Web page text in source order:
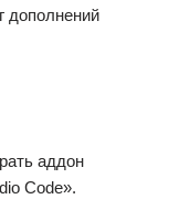
дополнений
аддон
Code».